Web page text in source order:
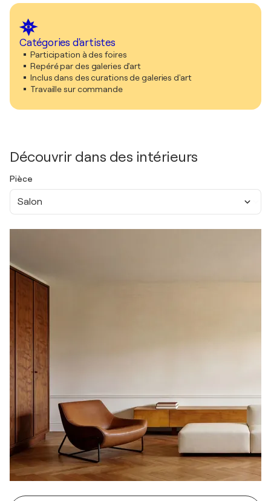
Catégories d'artistes
Participation à des foires
Repéré par des galeries d'art
Inclus dans des curations de galeries d'art
Travaille sur commande
Découvrir dans des intérieurs
Pièce
Salon